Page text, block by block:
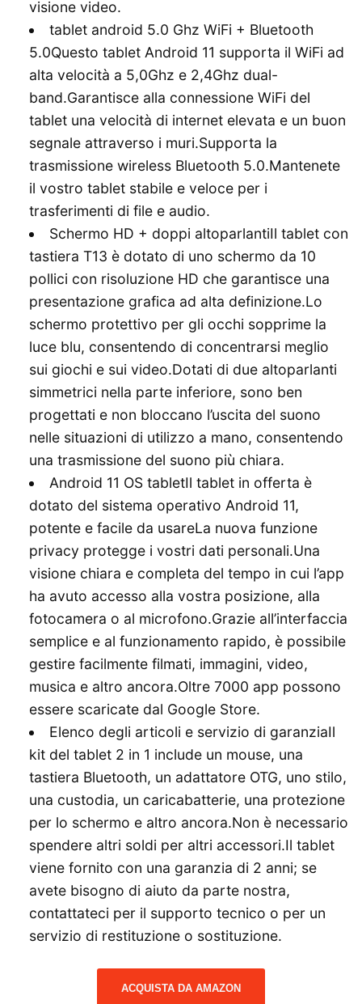
visione video.
tablet android 5.0 Ghz WiFi + Bluetooth
5.0Questo tablet Android 11 supporta il WiFi ad
alta velocità a 5,0Ghz e 2,4Ghz dual-
band.Garantisce alla connessione WiFi del
tablet una velocità di internet elevata e un buon
segnale attraverso i muri.Supporta la
trasmissione wireless Bluetooth 5.0.Mantenete
il vostro tablet stabile e veloce per i
trasferimenti di file e audio.
Schermo HD + doppi altoparlantiIl tablet con
tastiera T13 è dotato di uno schermo da 10
pollici con risoluzione HD che garantisce una
presentazione grafica ad alta definizione.Lo
schermo protettivo per gli occhi sopprime la
luce blu, consentendo di concentrarsi meglio
sui giochi e sui video.Dotati di due altoparlanti
simmetrici nella parte inferiore, sono ben
progettati e non bloccano l’uscita del suono
nelle situazioni di utilizzo a mano, consentendo
una trasmissione del suono più chiara.
Android 11 OS tabletIl tablet in offerta è
dotato del sistema operativo Android 11,
potente e facile da usareLa nuova funzione
privacy protegge i vostri dati personali.Una
visione chiara e completa del tempo in cui l’app
ha avuto accesso alla vostra posizione, alla
fotocamera o al microfono.Grazie all’interfaccia
semplice e al funzionamento rapido, è possibile
gestire facilmente filmati, immagini, video,
musica e altro ancora.Oltre 7000 app possono
essere scaricate dal Google Store.
Elenco degli articoli e servizio di garanziaIl
kit del tablet 2 in 1 include un mouse, una
tastiera Bluetooth, un adattatore OTG, uno stilo,
una custodia, un caricabatterie, una protezione
per lo schermo e altro ancora.Non è necessario
spendere altri soldi per altri accessori.Il tablet
viene fornito con una garanzia di 2 anni; se
avete bisogno di aiuto da parte nostra,
contattateci per il supporto tecnico o per un
servizio di restituzione o sostituzione.
ACQUISTA DA AMAZON